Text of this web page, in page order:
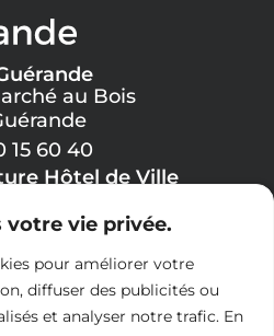
votre vie privée.
pour améliorer votre
diffuser des publicités ou
et analyser notre trafic. En
au Bois
15 60 40
Hôtel de Ville
Vendredi :
12h00
17h30
:
12h00
17h30